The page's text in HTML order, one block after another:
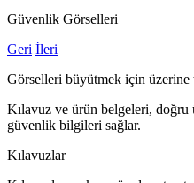
Güvenlik Görselleri
Geri İleri
Görselleri büyütmek için üzerine
Kılavuz ve ürün belgeleri, doğru
güvenlik bilgileri sağlar.
Kılavuzlar